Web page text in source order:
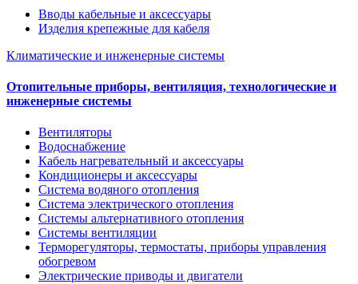
Вводы кабельные и аксессуары
Изделия крепежные для кабеля
Климатические и инженерные системы
Отопительные приборы, вентиляция, технологические и
инженерные системы
Вентиляторы
Водоснабжение
Кабель нагревательный и аксессуары
Кондиционеры и аксессуары
Система водяного отопления
Система электрического отопления
Системы альтернативного отопления
Системы вентиляции
Терморегуляторы, термостаты, приборы управления
обогревом
Электрические приводы и двигатели